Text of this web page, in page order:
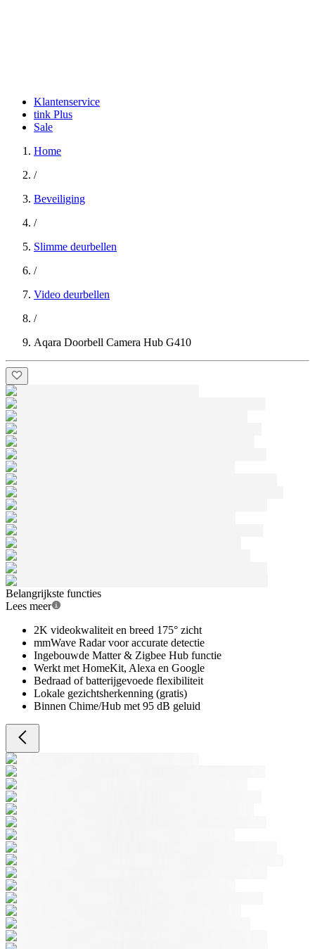
Klantenservice
tink Plus
Sale
Home
/
Beveiliging
/
Slimme deurbellen
/
Video deurbellen
/
Aqara Doorbell Camera Hub G410
Belangrijkste functies
Lees meer
2K videokwaliteit en breed 175° zicht
mmWave Radar voor accurate detectie
Ingebouwde Matter & Zigbee Hub functie
Werkt met HomeKit, Alexa en Google
Bedraad of batterijgevoede flexibiliteit
Lokale gezichtsherkenning (gratis)
Binnen Chime/Hub met 95 dB geluid